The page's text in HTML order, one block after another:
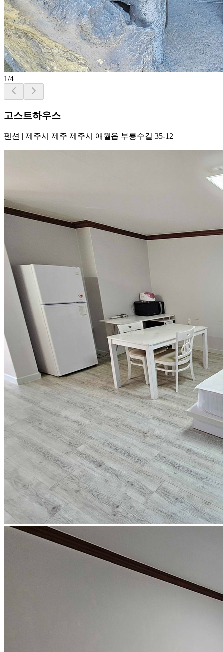
1/4
고스트하우스
펜션 | 제주시 제주 제주시 애월읍 부룡수길 35-12